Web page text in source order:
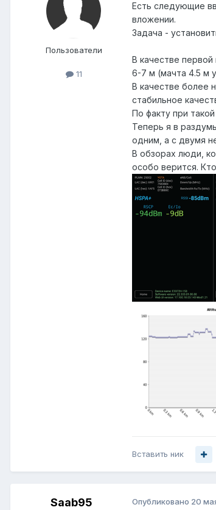
Пользователи
11
Есть следующие
вложении.
Задача -
В качестве
6-7 м (мачта 4.5 м
В качестве более
стабильное
По факту при
Теперь я в
одним, а с двумя
В обзорах люди,
особо верится.
Вставить ник
Saab95 Опубликовано 20